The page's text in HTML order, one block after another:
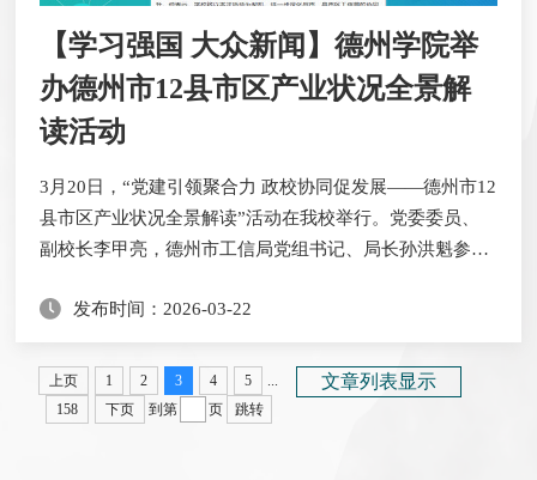
【学习强国 大众新闻】德州学院举
办德州市12县市区产业状况全景解
读活动
3月20日，“党建引领聚合力 政校协同促发展——德州市12
县市区产业状况全景解读”活动在我校举行。党委委员、
副校长李甲亮，德州市工信局党组书记、局长孙洪魁参加
以来关心支持德州学院发展的工信系统同仁致以衷心感
谢。他指出，德州学院始终扎根德州、深耕地方，近年来
在应用型本科高校建设、硕士学位授予单位建设、学科专
业动态调整、高层次人才引育、校企共建科研平台...
发布时间：2026-03-22
文章列表显示
上页 1 2 3 4 5
...
158
下页 到第 页 跳转